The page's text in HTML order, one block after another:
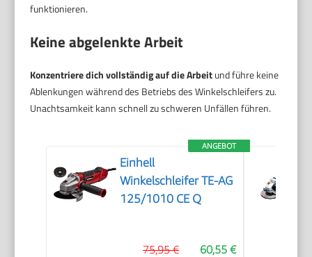
funktionieren.
Keine abgelenkte Arbeit
Konzentriere dich vollständig auf die Arbeitund führe keine
Ablenkungen während des Betriebs des Winkelschleifers zu.
Unachtsamkeit kann schnell zu schweren Unfällen führen.
ANGEBOT
Einhell
Winkelschleifer TE-AG
125/1010 CE Q
60,55 €
75,95 €